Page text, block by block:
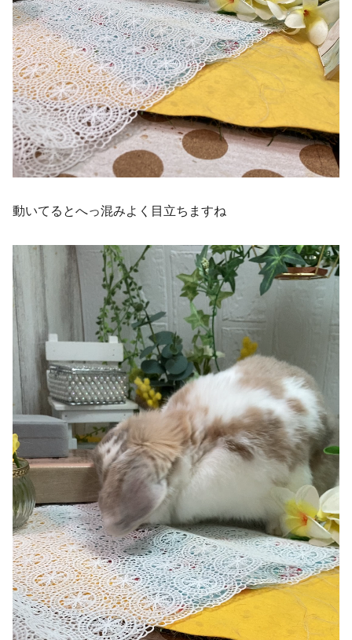
動いてるとへっ混みよく目立ちますね